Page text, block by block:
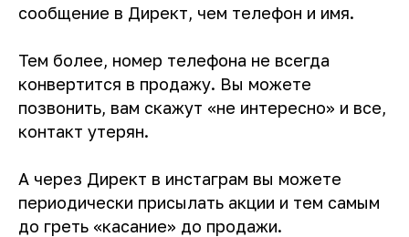
сообщение в Директ, чем телефон и имя.
Тем более, номер телефона не всегда
конвертится в продажу. Вы можете
позвонить, вам скажут «не интересно» и все,
контакт утерян.
А через Директ в инстаграм вы можете
периодически присылать акции и тем самым
до греть «касание» до продажи.